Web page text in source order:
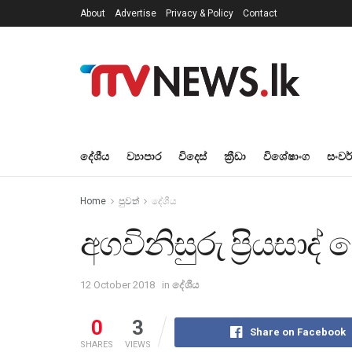
About Advertise Privacy & Policy Contact
දේශීය ව්‍යාපාර විදෙස් ක්‍රීඩා විශේෂාංග
Home පුවත් දේශීය
අගවිනිසුරු ප්‍රියසාද්
12 October 2018 in දේශීය
0
SHARES
3
VIEWS
Share on Facebook